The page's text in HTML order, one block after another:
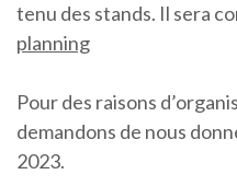
tenu des stands. Il sera
planning
Pour des raisons
demandons de nous
2023.